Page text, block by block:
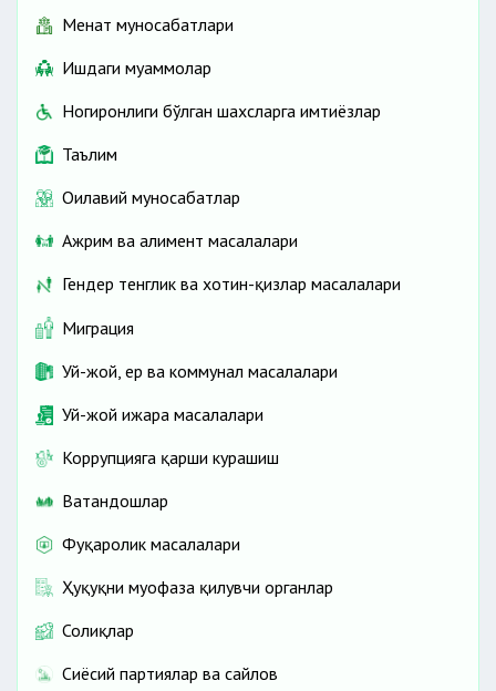
Меҳнат муносабатлари
Ишдаги муаммолар
Ногиронлиги бўлган шахсларга имтиёзлар
Таълим
Оилавий муносабатлар
Ажрим ва алимент масалалари
Гендер тенглик ва хотин-қизлар масалалари
Миграция
Уй-жой, ер ва коммунал масалалари
Уй-жой ижара масалалари
Коррупцияга қарши курашиш
Ватандошлар
Фуқаролик масалалари
Ҳуқуқни муҳофаза қилувчи органлар
Солиқлар
Сиёсий партиялар ва сайлов